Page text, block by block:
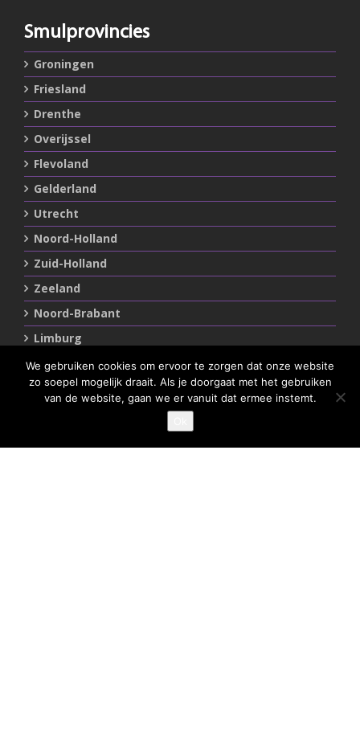
Smulprovincies
Groningen
Friesland
Drenthe
Overijssel
Flevoland
Gelderland
Utrecht
Noord-Holland
Zuid-Holland
Zeeland
Noord-Brabant
Limburg
Statements
We gebruiken cookies om ervoor te zorgen dat onze website
zo soepel mogelijk draait. Als je doorgaat met het gebruiken
van de website, gaan we er vanuit dat ermee instemt.